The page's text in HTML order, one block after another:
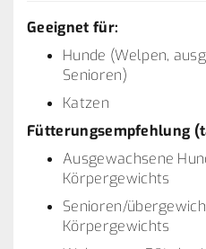
Geeignet für:
Hunde (Welpen,
Senioren)
Katzen
Fütterungsempfehlung
Ausgewachsene
Körpergewichts
Senioren/
Körpergewichts